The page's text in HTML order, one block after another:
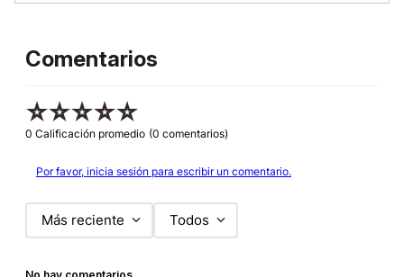
Comentarios
☆☆☆☆☆
0 Calificación promedio (0 comentarios)
Por favor, inicia sesión para escribir un comentario.
Más reciente Todos